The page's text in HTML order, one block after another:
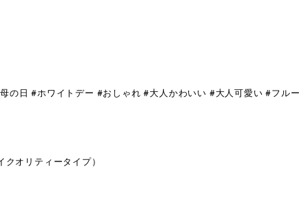
の日 #ホワイトデー #おしゃれ #大人かわいい #大人可愛い #フル
オリティータイプ）